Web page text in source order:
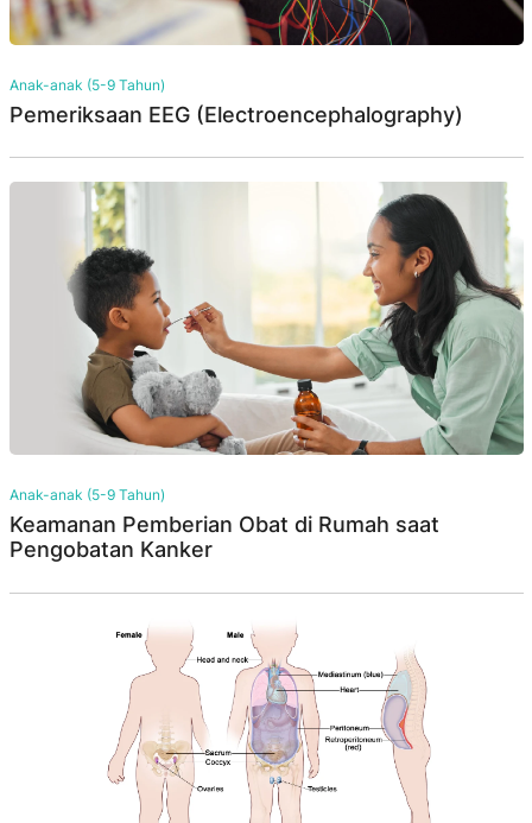
Anak-anak (5-9 Tahun)
Pemeriksaan EEG (Electroencephalography)
Anak-anak (5-9 Tahun)
Keamanan Pemberian Obat di Rumah saat
Pengobatan Kanker